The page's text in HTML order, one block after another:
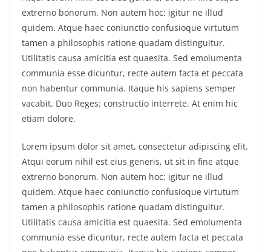
extrerno bonorum. Non autem hoc: igitur ne illud
quidem. Atque haec coniunctio confusioque virtutum
tamen a philosophis ratione quadam distinguitur.
Utilitatis causa amicitia est quaesita. Sed emolumenta
communia esse dicuntur, recte autem facta et peccata
non habentur communia. Itaque his sapiens semper
vacabit. Duo Reges: constructio interrete. At enim hic
etiam dolore.
Lorem ipsum dolor sit amet, consectetur adipiscing elit.
Atqui eorum nihil est eius generis, ut sit in fine atque
extrerno bonorum. Non autem hoc: igitur ne illud
quidem. Atque haec coniunctio confusioque virtutum
tamen a philosophis ratione quadam distinguitur.
Utilitatis causa amicitia est quaesita. Sed emolumenta
communia esse dicuntur, recte autem facta et peccata